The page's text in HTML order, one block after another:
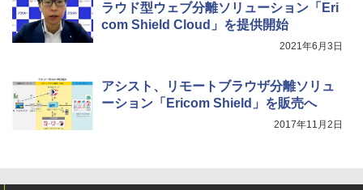
ラウド型ウェブ分離ソリューション「Eri
com Shield Cloud」を提供開始
2021年6月3日
アシスト、リモートブラウザ分離ソリュ
ーション「Ericom Shield」を販売へ
2017年11月2日